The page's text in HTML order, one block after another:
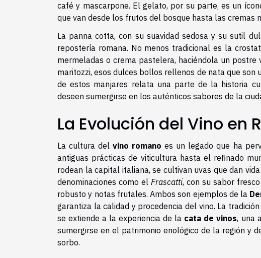
café y mascarpone. El gelato, por su parte, es un
que van desde los frutos del bosque hasta las cremas
La panna cotta, con su suavidad sedosa y su sutil
repostería romana. No menos tradicional es la
mermeladas o crema pastelera, haciéndola un
maritozzi, esos dulces bollos rellenos de nata que son
de estos manjares relata una parte de la historia
deseen sumergirse en los auténticos sabores de la
La Evolución del Vino en
La cultura delvino romano es un legado que ha
antiguas prácticas de viticultura hasta el refinado
rodean la capital italiana, se cultivan uvas que dan
denominaciones como el Frascatti, con su sabor
robusto y notas frutales. Ambos son ejemplos de la
garantiza la calidad y procedencia del vino. La
se extiende a la experiencia de la cata de vinos, una
sumergirse en el patrimonio enológico de la región y
sorbo.